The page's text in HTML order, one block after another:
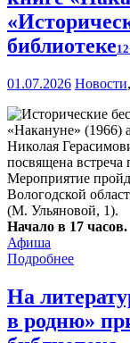
библиотеке
01.07.2026 Новости,
«Накануне» (1966)
Николая
посвящена встреча
Мероприятие
Вологодской
(М. Ульяновой, 1).
Начало в 17 часов.
Афиша
Подробнее
На
в родню»